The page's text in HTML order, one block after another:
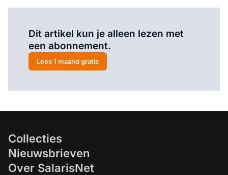
Dit artikel kun je alleen lezen met
een abonnement.
Lees 1 maand gratis
Collecties
Nieuwsbrieven
Over SalarisNet